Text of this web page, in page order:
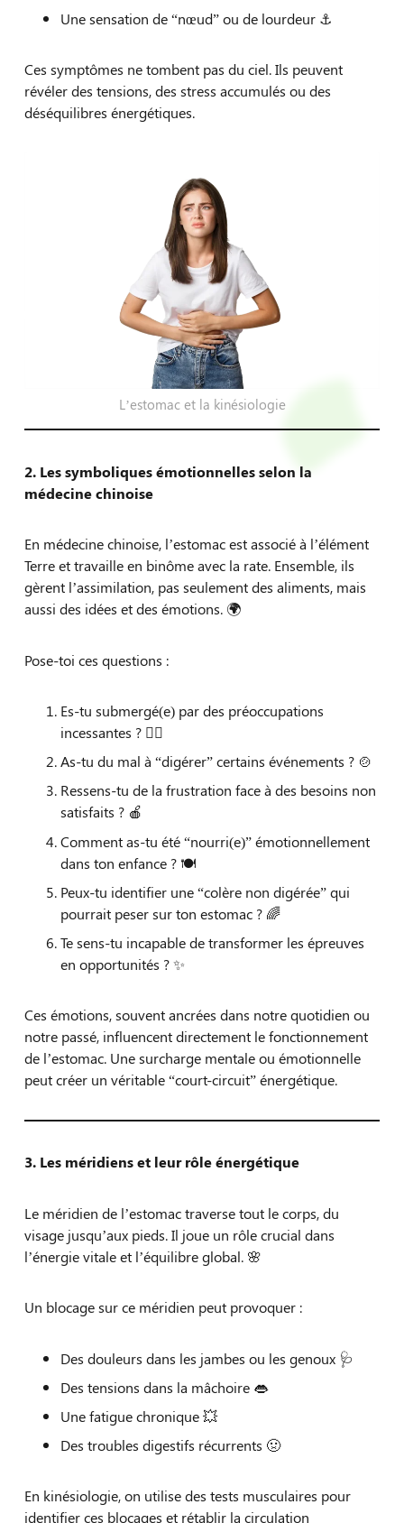
Une sensation de “nœud” ou de lourdeur ⚓
Ces symptômes ne tombent pas du ciel. Ils peuvent
révéler des tensions, des stress accumulés ou des
déséquilibres énergétiques.
L’estomac et la kinésiologie
2. Les symboliques émotionnelles selon la
médecine chinoise
En médecine chinoise, l’estomac est associé à l’élément
Terre et travaille en binôme avec la rate. Ensemble, ils
gèrent l’assimilation, pas seulement des aliments, mais
aussi des idées et des émotions. 🌍
Pose-toi ces questions :
Es-tu submergé(e) par des préoccupations
incessantes ? 🕵️‍♀️
As-tu du mal à “digérer” certains événements ? 🍲
Ressens-tu de la frustration face à des besoins non
satisfaits ? 🍎
Comment as-tu été “nourri(e)” émotionnellement
dans ton enfance ? 🍽
Peux-tu identifier une “colère non digérée” qui
pourrait peser sur ton estomac ? 🌈
Te sens-tu incapable de transformer les épreuves
en opportunités ? ✨
Ces émotions, souvent ancrées dans notre quotidien ou
notre passé, influencent directement le fonctionnement
de l’estomac. Une surcharge mentale ou émotionnelle
peut créer un véritable “court-circuit” énergétique.
3. Les méridiens et leur rôle énergétique
Le méridien de l’estomac traverse tout le corps, du
visage jusqu’aux pieds. Il joue un rôle crucial dans
l’énergie vitale et l’équilibre global. 🌸
Un blocage sur ce méridien peut provoquer :
Des douleurs dans les jambes ou les genoux 🩺
Des tensions dans la mâchoire 👄
Une fatigue chronique 💥
Des troubles digestifs récurrents 🤢
En kinésiologie, on utilise des tests musculaires pour
identifier ces blocages et rétablir la circulation